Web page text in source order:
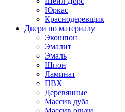
Юркас
Краснодеревщик
Двери по материалу
Экошпон
Эмалит
Эмаль
Шпон
Ламинат
ПВХ
Деревянные
Массив дуба